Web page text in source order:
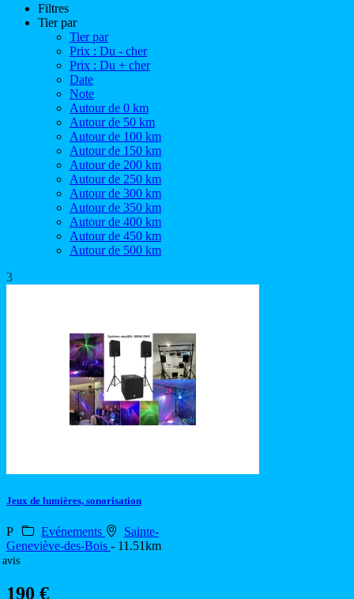
Filtres
Tier par
Tier par
Prix : Du - cher
Prix : Du + cher
Date
Note
Autour de 0 km
Autour de 50 km
Autour de 100 km
Autour de 150 km
Autour de 200 km
Autour de 250 km
Autour de 300 km
Autour de 350 km
Autour de 400 km
Autour de 450 km
Autour de 500 km
3
Jeux de lumières, sonorisation
P Evénements
Sainte-
Geneviève-des-Bois - 11.51km
avis
190 €